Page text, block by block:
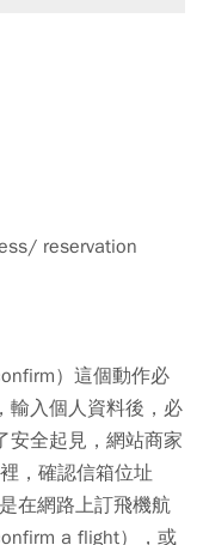
reservation
）這個動作必
輸入個人資料後，必
安全起見，網站商家
，確認信箱位址
在網路上訂飛機航
a flight），或